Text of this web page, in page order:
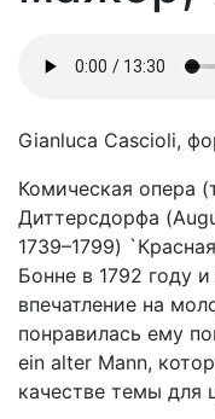
Gianluca Cascioli,
Комическая опера
Диттерсдорфа
1739–1799)
Бонне в 1792 году
впечатление на
понравилась ему
ein alter Mann,
качестве темы для